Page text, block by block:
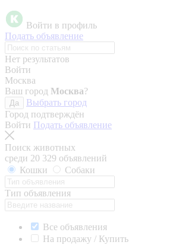
Войти в профиль
Подать объявление
Нет результатов
Войти
Москва
Ваш город Москва?
Да
Выбрать город
Город подтверждён
Войти Подать объявление
Поиск животных
среди 20 329 объявлений
Кошки
Собаки
Тип объявления
Все объявления
На продажу / Купить